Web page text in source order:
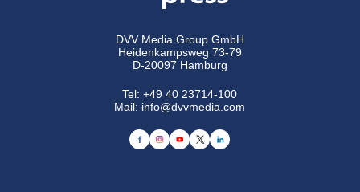
DVV Media Group GmbH
Heidenkampsweg 73-79
D-20097 Hamburg
Tel:+49 40 23714-100
Mail: info@dvvmedia.com